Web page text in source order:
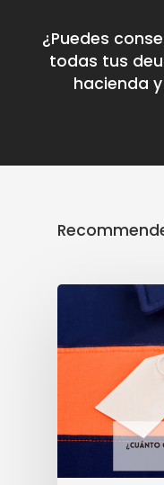
¿Puedes
todas tus
hacienda